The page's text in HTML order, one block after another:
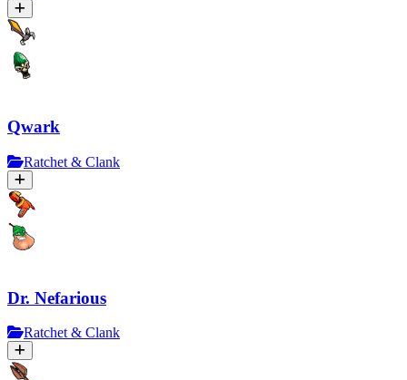
Qwark
Ratchet & Clank
Dr. Nefarious
Ratchet & Clank